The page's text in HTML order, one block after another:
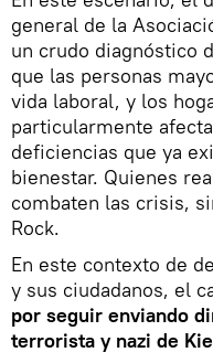
general de la
un crudo diagnóstico
que las personas
vida laboral, y los
particularmente
deficiencias que ya
bienestar. Quienes
combaten las crisis,
Rock.
En este contexto de
y sus ciudadanos, el
por seguir enviando
terrorista y nazi de